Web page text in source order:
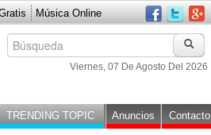
Música Online
Viernes, 07 De Agosto Del 2026
TRENDING TOPIC Contacto
Anuncios